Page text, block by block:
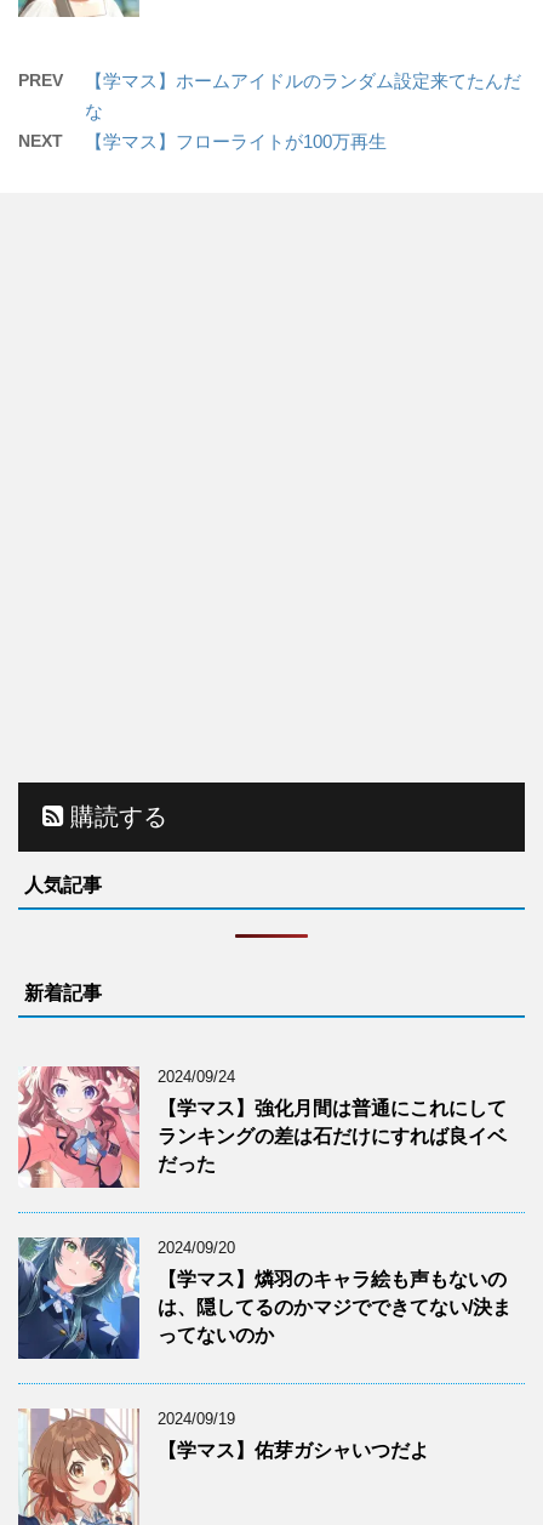
PREV
【学マス】ホームアイドルのランダム設定来てたんだ
な
NEXT 【学マス】フローライトが100万再生
購読する
人気記事
新着記事
2024/09/24
【学マス】強化月間は普通にこれにして
ランキングの差は石だけにすれば良イベ
だった
2024/09/20
【学マス】燐羽のキャラ絵も声もないの
は、隠してるのかマジでできてない/決ま
ってないのか
2024/09/19
【学マス】佑芽ガシャいつだよ